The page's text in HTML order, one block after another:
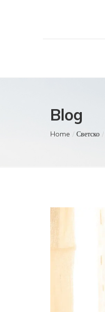
Blog
Home Светско